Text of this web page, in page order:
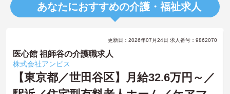
（4資格）に認定されると月38,000円の手当が加算される仕組みが整
っています
・介護福祉士国家試験対策講座・認知症ケア専門士対策・ケアマネ
【残業月4.3時間、給与と働きやすさを両立している職場です】
・賞与年2回・定期昇給、夜勤手当・家族手当・住宅手当など各種手
当が充実しています
・残業は月平均4.3時間と業界水準を大きく下回っており、有給休暇
取得実績14日と休みも取りやすい環境です
あなたにおすすめの介護・福祉求人
更新日：2026年07月24日 求人番号：9862070
医心館 祖師谷の介護職求人
株式会社アンビス
【東京都／世田谷区】月給32.6万円～／